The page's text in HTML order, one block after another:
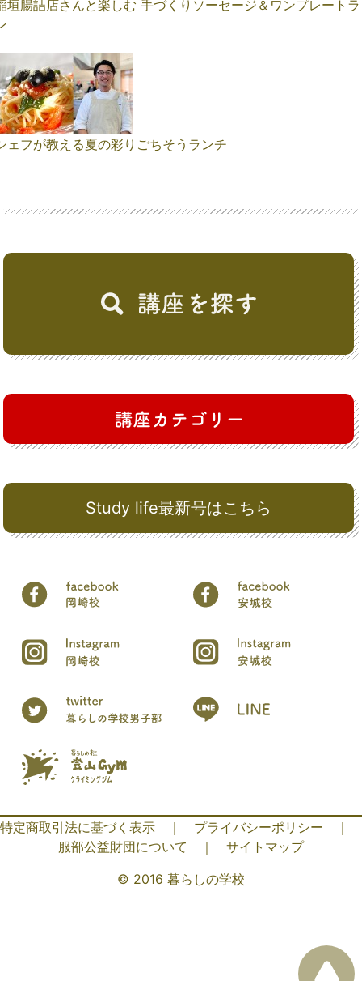
Study life最新号はこちら
垣腸詰店さんと楽しむ 手づくりソーセージ＆ワンプレートラ
ェフが教える夏の彩りごちそうランチ
特定商取引法に基づく表示 ｜ プライバシーポリシー
｜
服部公益財団について
｜
サイトマップ
© 2016 暮らしの学校